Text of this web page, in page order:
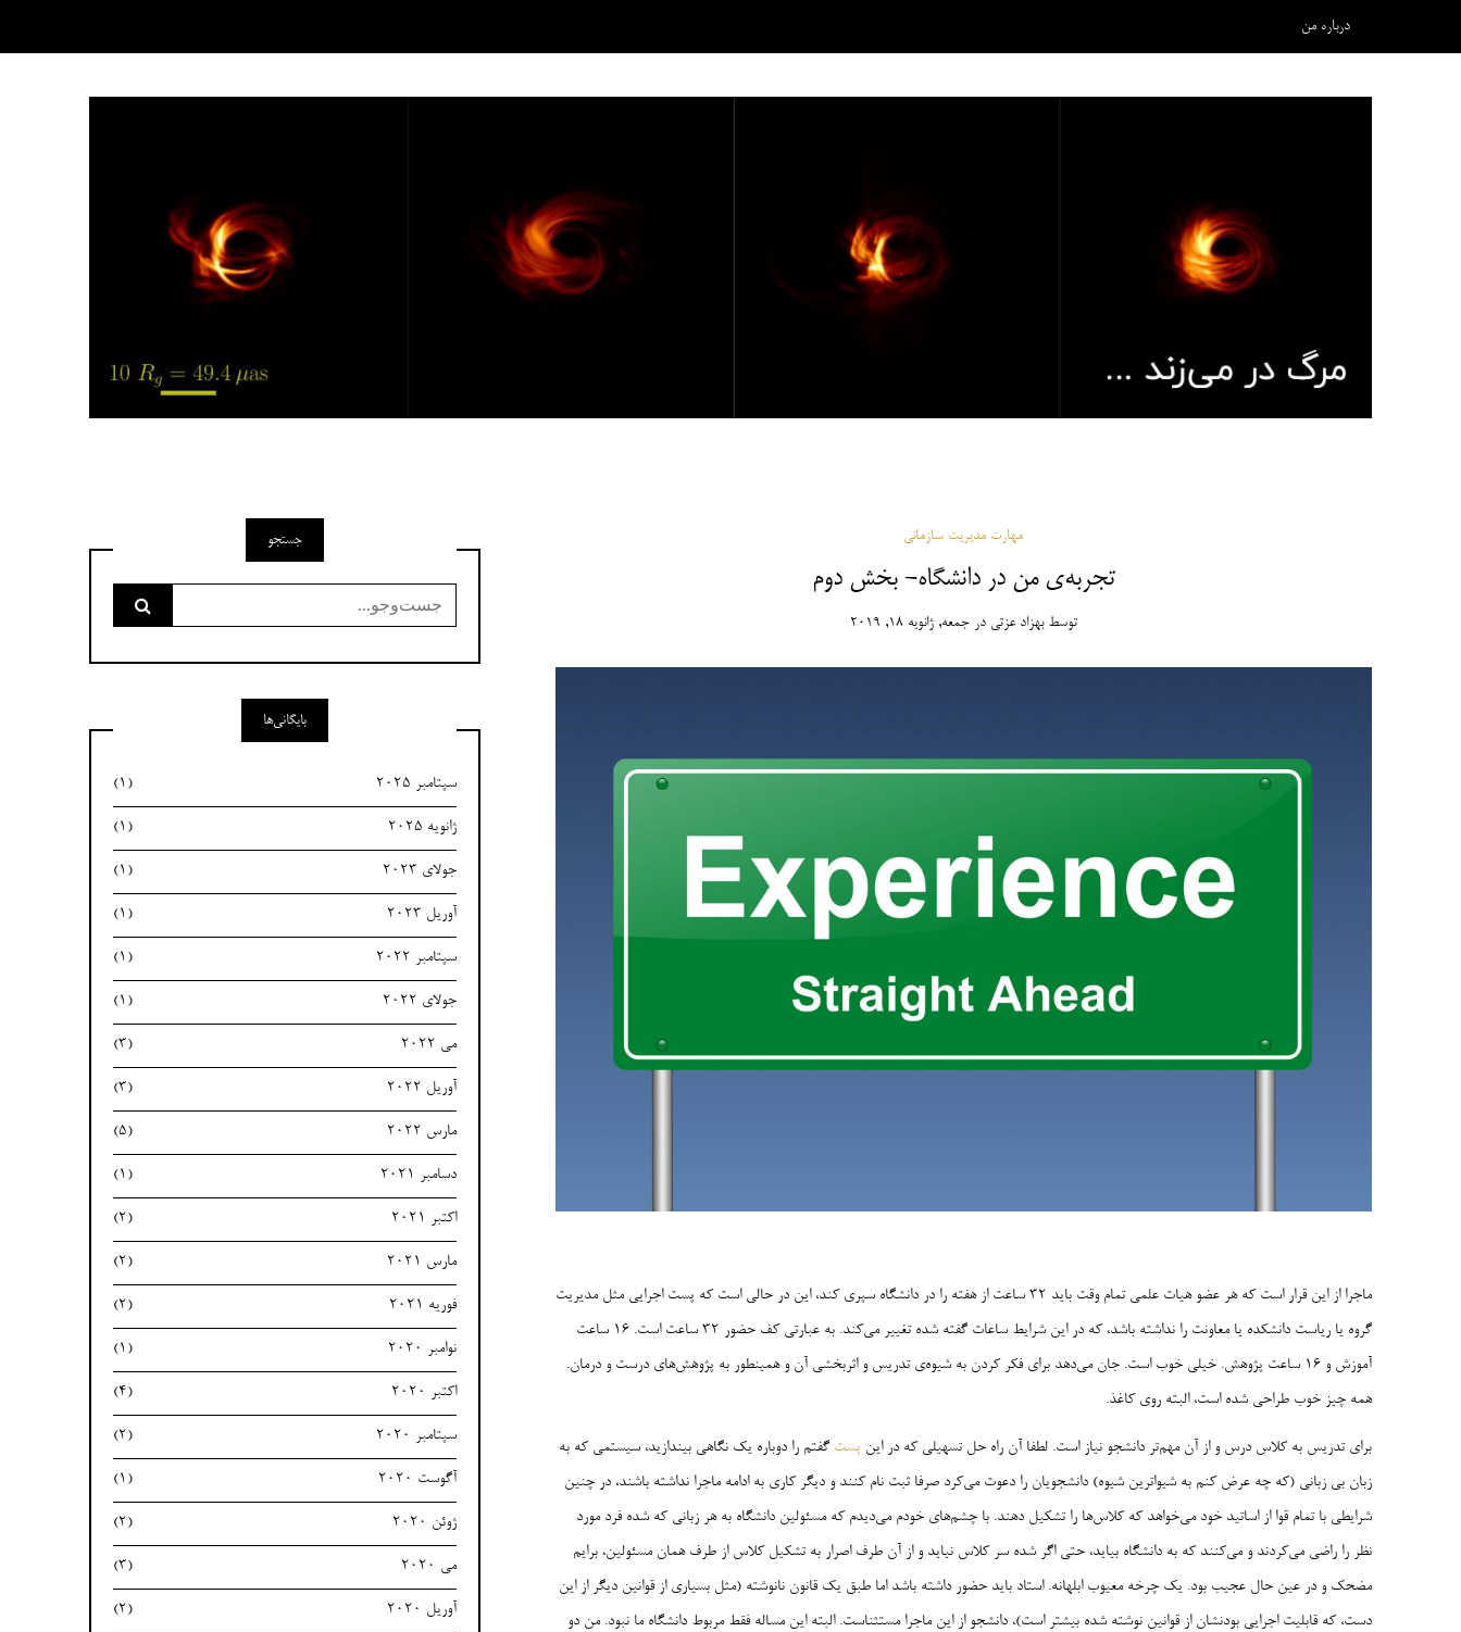
درباره من
مهارت مدیریت سازمانی
تجربه‌ی من در دانشگاه- بخش دوم
توسطبهزاد عزتی درجمعه, ژانویه 18, 2019
ماجرا از این قرار است که هر عضو هیات علمی تمام وقت باید ۳۲ ساعت از هفته را در دانشگاه سپری کند، این در حالی است که پست اجرایی مثل مدیریت
گروه یا ریاست دانشکده یا معاونت را نداشته باشد، که در این شرایط ساعات گفته شده تغییر می‌کند. به عبارتی کف حضور ۳۲ ساعت است. ۱۶ ساعت
آموزش و ۱۶ ساعت پژوهش. خیلی خوب است. جان می‌دهد برای فکر کردن به شیوه‌ی تدریس و اثربخشی آن و همینطور به پژوهش‌های درست و درمان.
همه چیز خوب طراحی شده است، البته روی کاغذ.
برای تدریس به کلاس درس و از آن مهم‌تر دانشجو نیاز است. لطفا آن راه حل تسهیلی که در این پست گفتم را دوباره یک نگاهی بیندازید، سیستمی که به
زبان بی زبانی (که چه عرض کنم به شیواترین شیوه) دانشجویان را دعوت می‌کرد صرفا ثبت نام کنند و دیگر کاری به ادامه ماجرا نداشته باشند، در چنین
شرایطی با تمام قوا از اساتید خود می‌خواهد که کلاس‌ها را تشکیل دهند. با چشم‌های خودم می‌دیدم که مسئولین دانشگاه به هر زبانی که شده فرد مورد
نظر را راضی می‌کردند و می‌کنند که به دانشگاه بیاید، حتی اگر شده سر کلاس نیاید و از آن طرف اصرار به تشکیل کلاس از طرف همان مسئولین، برایم
مضحک و در عین حال عجیب بود. یک چرخه معیوب ابلهانه. استاد باید حضور داشته باشد اما طبق یک قانون نانوشته (مثل بسیاری از قوانین دیگر از این
دست، که قابلیت اجرایی بودنشان از قوانین نوشته شده بیشتر است)، دانشجو از این ماجرا مستثناست. البته این مساله فقط مربوط دانشگاه ما نبود. من دو
جستجو
برای:
بایگانی‌ها
سپتامبر 2025 (1)
ژانویه 2025 (1)
جولای 2023 (1)
آوریل 2023 (1)
سپتامبر 2022 (1)
جولای 2022 (1)
می 2022 (3)
آوریل 2022 (3)
مارس 2022 (5)
دسامبر 2021 (1)
اکتبر 2021 (2)
مارس 2021 (2)
فوریه 2021 (2)
نوامبر 2020 (1)
اکتبر 2020 (4)
سپتامبر 2020 (2)
آگوست 2020 (1)
ژوئن 2020 (2)
می 2020 (3)
آوریل 2020 (2)